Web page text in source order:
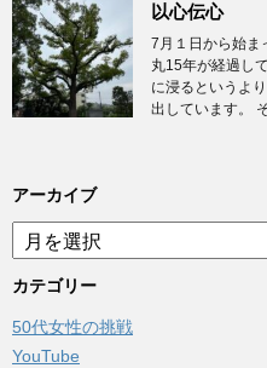
以心伝心
7月１日から始
丸15年が経過し
に浸るというよ
出しています。
アーカイブ
ア
ー
カ
ブ
カテゴリー
50代女性の挑戦
YouTube